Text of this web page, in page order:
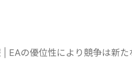
EAの優位性により競争は新た